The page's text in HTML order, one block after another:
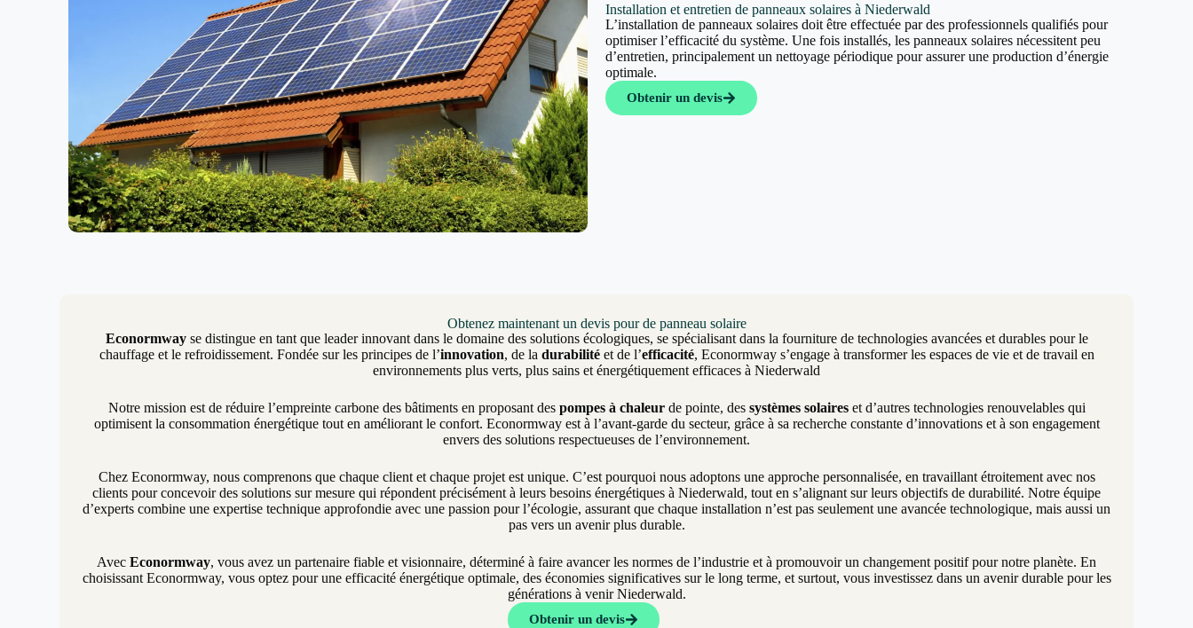
Installation et entretien de panneaux solaires à Niederwald
L’installation de panneaux solaires doit être effectuée par des professionnels qualifiés pour
optimiser l’efficacité du système. Une fois installés, les panneaux solaires nécessitent peu
d’entretien, principalement un nettoyage périodique pour assurer une production d’énergie
optimale.
Obtenir un devis
Obtenez maintenant un devis pour de panneau solaire
Econormwayse distingue en tant que leader innovant dans le domaine des solutions écologiques, se spécialisant dans la fourniture de technologies avancées et durables pour le
chauffage et le refroidissement. Fondée sur les principes de l’innovation, de la durabilitéet de l’efficacité, Econormway s’engage à transformer les espaces de vie et de travail en
environnements plus verts, plus sains et énergétiquement efficaces à Niederwald
Notre mission est de réduire l’empreinte carbone des bâtiments en proposant des pompes à chaleurde pointe, des systèmes solaireset d’autres technologies renouvelables qui
optimisent la consommation énergétique tout en améliorant le confort. Econormway est à l’avant-garde du secteur, grâce à sa recherche constante d’innovations et à son engagement
envers des solutions respectueuses de l’environnement.
Chez Econormway, nous comprenons que chaque client et chaque projet est unique. C’est pourquoi nous adoptons une approche personnalisée, en travaillant étroitement avec nos
clients pour concevoir des solutions sur mesure qui répondent précisément à leurs besoins énergétiques à Niederwald, tout en s’alignant sur leurs objectifs de durabilité. Notre équipe
d’experts combine une expertise technique approfondie avec une passion pour l’écologie, assurant que chaque installation n’est pas seulement une avancée technologique, mais aussi un
pas vers un avenir plus durable.
Avec Econormway, vous avez un partenaire fiable et visionnaire, déterminé à faire avancer les normes de l’industrie et à promouvoir un changement positif pour notre planète. En
choisissant Econormway, vous optez pour une efficacité énergétique optimale, des économies significatives sur le long terme, et surtout, vous investissez dans un avenir durable pour les
générations à venir Niederwald.
Obtenir un devis